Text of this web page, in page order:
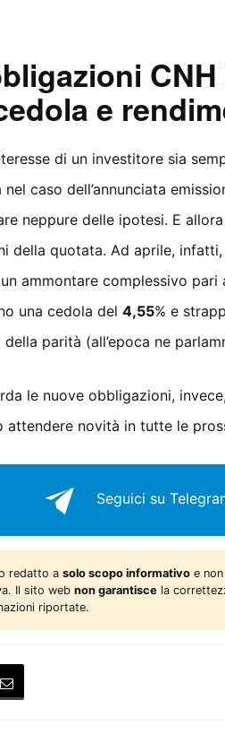
e
di un investitore sia
caso dell’annunciata
neppure delle ipotesi. E
della quotata. Ad aprile,
ammontare complessivo pari
una cedola del 4,55% e
parità (all’epoca ne
le nuove obbligazioni,
attendere novità in tutte le
Seguici su
redatto a solo scopo informativo e
Il sito web non garantisce la
riportate.